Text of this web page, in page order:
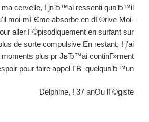
ma cervelle, ! jвЂ™ai ressenti quвЂ™il
moi-mГЄme absorbe en dГ©rive Moi-
aller Г©pisodiquement en surfant sur
de sorte compulsive En restant, ! j'ai
moments plus pr JвЂ™ai continГ»ment
pour faire appel Г­В quelquвЂ™un "
Delphine, ! 37 anOu lГ©giste